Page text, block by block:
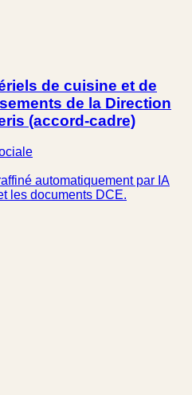
de cuisine et de
de la Direction
(accord-cadre)
automatiquement par IA
les documents DCE.